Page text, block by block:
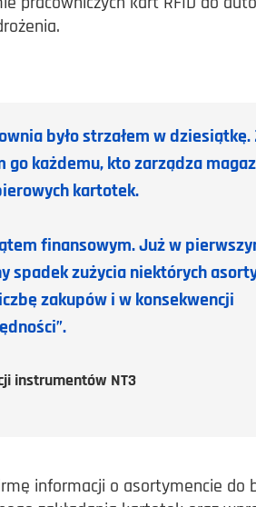
było strzałem w dziesiątkę.
każdemu, kto zarządza
kartotek.
finansowym. Już w
spadek zużycia niektórych
zakupów i w konsekwencji
instrumentów NT3
informacji o asortymencie do